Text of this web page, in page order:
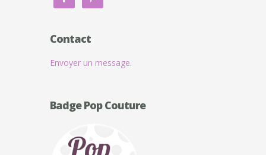
Contact
Envoyer un message.
Badge Pop Couture